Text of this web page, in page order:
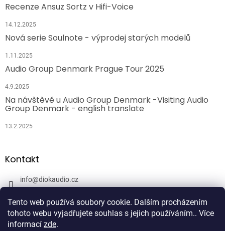
Tento web používá soubory cookie. Dalším procházením
tohoto webu vyjadřujete souhlas s jejich používáním.. Více
informací zde.
Recenze Ansuz Sortz v Hifi-Voice
14.12.2025
Nová serie Soulnote - výprodej starých modelů
1.11.2025
Audio Group Denmark Prague Tour 2025
4.9.2025
Na návštěvě u Audio Group Denmark -Visiting Audio
Group Denmark - english translate
13.2.2025
Kontakt
info@diokaudio.cz
DiokAudio.cz - Hifi Studio Pánský Dvůr